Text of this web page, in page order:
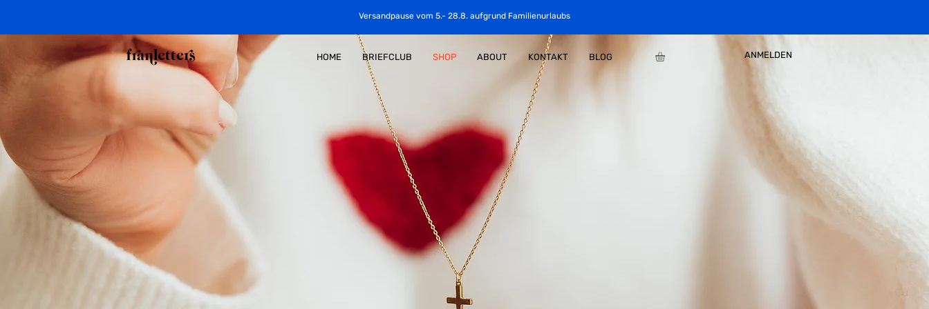
Versandpause vom 5.- 28.8. aufgrund Familienurlaubs
HOME BRIEFCLUB SHOP ABOUT KONTAKT BLOG ANMELDEN